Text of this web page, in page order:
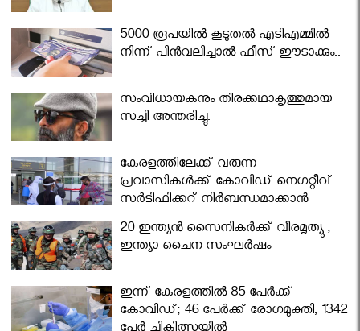
5000 രൂപയിൽ കൂടുതൽ എടിഎമ്മിൽ
നിന്ന് പിൻവലിച്ചാൽ ഫീസ് ഈടാക്കും..
സംവിധായകനും തിരക്കഥാകൃത്തുമായ
സച്ചി അന്തരിച്ചു.
കേരളത്തിലേക്ക് വരുന്ന
പ്രവാസികള്‍ക്ക് കോവിഡ് നെഗറ്റീവ്
സര്‍ട്ടിഫിക്കറ്റ് നിർബന്ധമാക്കാൻ
മന്ത്രിസഭ
20 ഇന്ത്യൻ സൈനികർക്ക് വീരമൃത്യു ;
ഇന്ത്യാ-ചൈന സംഘർഷം
ഇന്ന് കേരളത്തിൽ 85 പേർക്ക്
കോവിഡ്; 46 പേർക്ക് രോഗമുക്തി, 1342